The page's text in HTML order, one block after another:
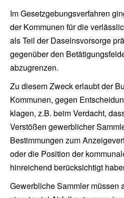
Im Gesetzgebungsverfahren
der Kommunen für die
als Teil der Daseinsvorsorge
gegenüber den
abzugrenzen.
Zu diesem Zweck erlaubt der
Kommunen, gegen
klagen, z.B. beim Verdacht,
Verstößen gewerblicher
Bestimmungen zum
oder die Position der
hinreichend berücksichtigt
Gewerbliche Sammler müssen